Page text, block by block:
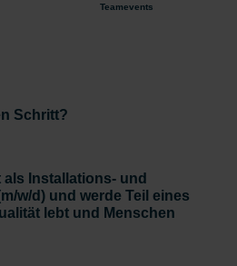
Teamevents
Schritt?
Installations- und
w/d) und werde Teil eines
lebt und Menschen